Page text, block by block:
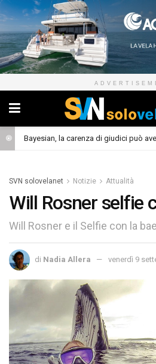
SVN solovelanet Notizie Attualità
Will Rosner selfie
Will Rosner e il Selfie con la
di Nadia Allera venerdì 9